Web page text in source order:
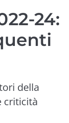
24:
della
criticità